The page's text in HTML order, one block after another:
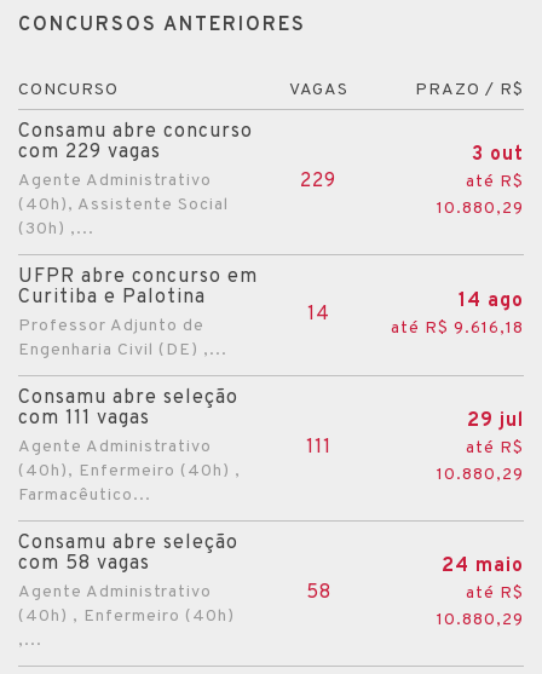
CONCURSOS ANTERIORES
CONCURSO VAGAS PRAZO / R$
Consamu abre concurso
com 229 vagas
Agente Administrativo
(40h), Assistente Social
(30h) ,...
229
3 out
até R$
10.880,29
UFPR abre concurso em
Curitiba e Palotina
Professor Adjunto de
Engenharia Civil (DE) ,...
14
14 ago
até R$ 9.616,18
Consamu abre seleção
com 111 vagas
Agente Administrativo
(40h), Enfermeiro (40h) ,
Farmacêutico...
111
29 jul
até R$
10.880,29
Consamu abre seleção
com 58 vagas
Agente Administrativo
(40h) , Enfermeiro (40h)
,...
58
24 maio
até R$
10.880,29